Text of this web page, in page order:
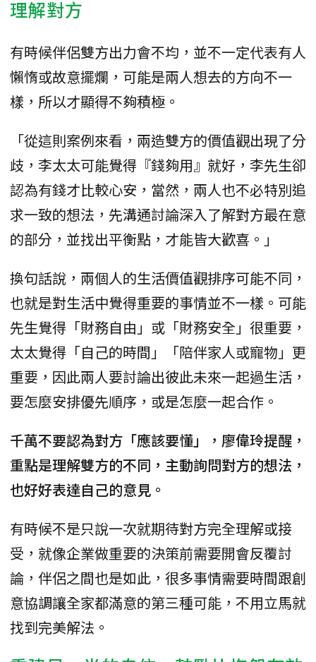
理解對方
有時候伴侶雙方出力會不均，並不一定代表有人
懶惰或故意擺爛，可能是兩人想去的方向不一
樣，所以才顯得不夠積極。
「從這則案例來看，兩造雙方的價值觀出現了分
歧，李太太可能覺得『錢夠用』就好，李先生卻
認為有錢才比較心安，當然，兩人也不必特別追
求一致的想法，先溝通討論深入了解對方最在意
的部分，並找出平衡點，才能皆大歡喜。」
換句話說，兩個人的生活價值觀排序可能不同，
也就是對生活中覺得重要的事情並不一樣。可能
先生覺得「財務自由」或「財務安全」很重要，
太太覺得「自己的時間」「陪伴家人或寵物」更
重要，因此兩人要討論出彼此未來一起過生活，
要怎麼安排優先順序，或是怎麼一起合作。
千萬不要認為對方「應該要懂」，廖偉玲提醒，
重點是理解雙方的不同，主動詢問對方的想法，
也好好表達自己的意見。
有時候不是只說一次就期待對方完全理解或接
受，就像企業做重要的決策前需要開會反覆討
論，伴侶之間也是如此，很多事情需要時間跟創
意協調讓全家都滿意的第三種可能，不用立馬就
找到完美解法。